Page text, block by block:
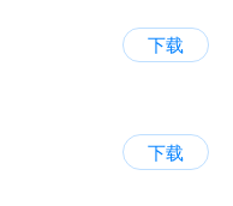
下载
下载